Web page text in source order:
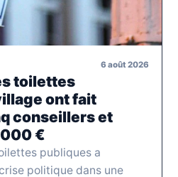
6 août 2026
toilettes
ont fait
conseillers et
€
publiques a
politique dans une